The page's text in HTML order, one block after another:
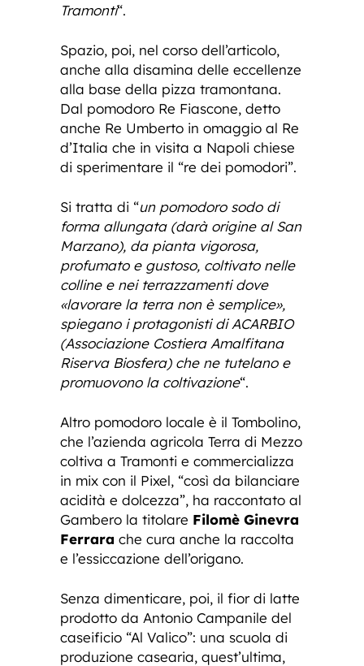
Tramonti“.
Spazio, poi, nel corso dell’articolo,
anche alla disamina delle eccellenze
alla base della pizza tramontana.
Dal pomodoro Re Fiascone, detto
anche Re Umberto in omaggio al Re
d’Italia che in visita a Napoli chiese
di sperimentare il “re dei pomodori”.
Si tratta di “un pomodoro sodo di
forma allungata (darà origine al San
Marzano), da pianta vigorosa,
profumato e gustoso, coltivato nelle
colline e nei terrazzamenti dove
«lavorare la terra non è semplice»,
spiegano i protagonisti di ACARBIO
(Associazione Costiera Amalfitana
Riserva Biosfera) che ne tutelano e
promuovono la coltivazione“.
Altro pomodoro locale è il Tombolino,
che l’azienda agricola Terra di Mezzo
coltiva a Tramonti e commercializza
in mix con il Pixel, “così da bilanciare
acidità e dolcezza”, ha raccontato al
Gambero la titolare Filomè Ginevra
Ferrara che cura anche la raccolta
e l’essiccazione dell’origano.
Senza dimenticare, poi, il fior di latte
prodotto da Antonio Campanile del
caseificio “Al Valico”: una scuola di
produzione casearia, quest’ultima,